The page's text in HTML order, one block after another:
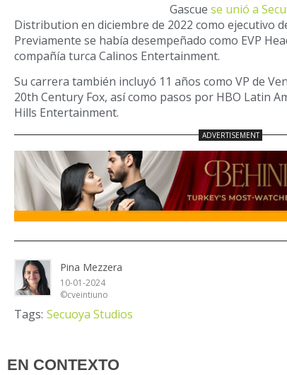
Gascue se unió a
Distribution en diciembre de 2022 como ejecutivo
Previamente se había desempeñado como EVP
compañía turca Calinos Entertainment.
Su carrera también incluyó 11 años como VP de
20th Century Fox, así como pasos por HBO Latin
Hills Entertainment.
Pina Mezzera
10-01-2024
©cveintiuno
Tags: Secuoya Studios
EN CONTEXTO